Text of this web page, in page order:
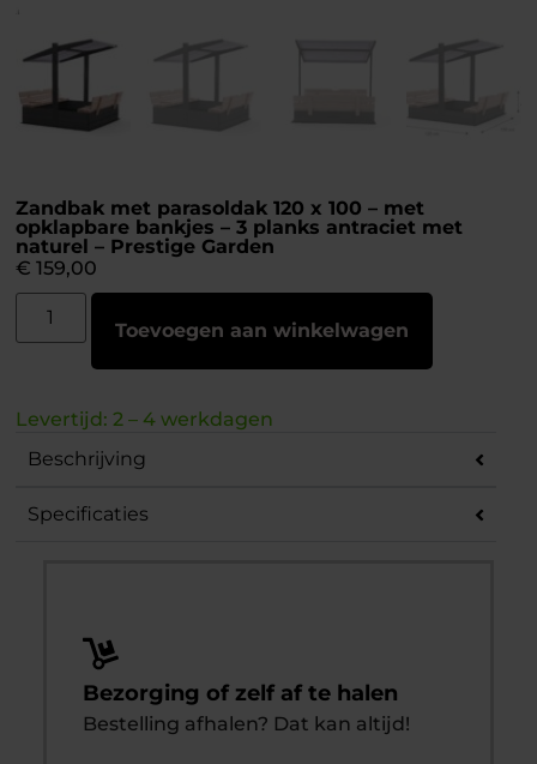
Zandbak met parasoldak 120 x 100 – met
opklapbare bankjes – 3 planks antraciet met
naturel – Prestige Garden
€ 159,00
Toevoegen aan winkelwagen
Levertijd: 2 – 4 werkdagen
Beschrijving
Specificaties
Bezorging of zelf af te halen
Bestelling afhalen? Dat kan altijd!